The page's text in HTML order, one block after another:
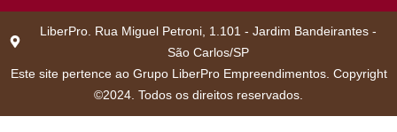
LiberPro. Rua Miguel Petroni, 1.101 - Jardim Bandeirantes -
São Carlos/SP
Este site pertence ao Grupo LiberPro Empreendimentos. Copyright
©2024. Todos os direitos reservados.